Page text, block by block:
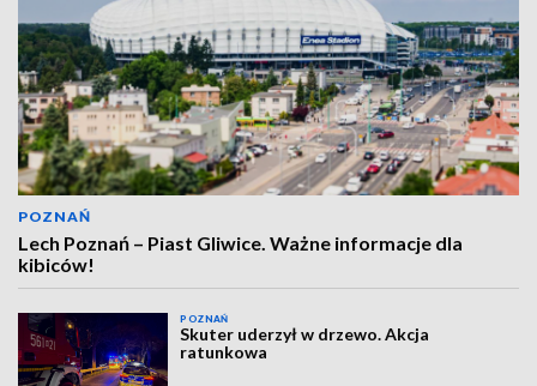
POZNAŃ
Lech Poznań – Piast Gliwice. Ważne informacje dla
kibiców!
POZNAŃ
Skuter uderzył w drzewo. Akcja
ratunkowa